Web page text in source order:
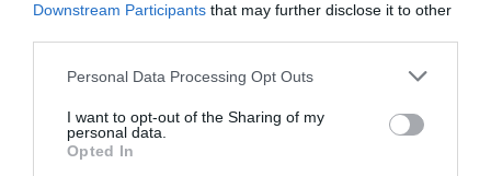
Downstream Participants that may further disclose it to other
Personal Data Processing Opt Outs
I want to opt-out of the Sharing of my
personal data.
Opted In
32ο Διεθνές
Φεστιβάλ Χορού
Καλαμάτας: Το
πρόγραμμα
20ο Φεστιβάλ
Οίτης 2026: To
πρόγραμμα των